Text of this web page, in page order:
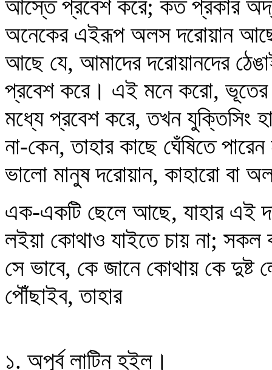
আস্তে প্রবেশ করে; কত প্রকার
অনেকের এইরূপ অলস দরোয়ান
আছে যে, আমাদের দরোয়ানদের
প্রবেশ করে। এই মনে করো, ভূতের
মধ্যে প্রবেশ করে, তখন যুক্তিসিং
না-কেন, তাহার কাছে ঘেঁষিতে
ভালো মানুষ দরোয়ান, কাহারো বা
এক-একটি ছেলে আছে, যাহার এই
লইয়া কোথাও যাইতে চায় না; সকল
সে ভাবে, কে জানে কোথায় কে
পৌঁছাইব, তাহার
১. অপূর্ব লাটিন হইল।